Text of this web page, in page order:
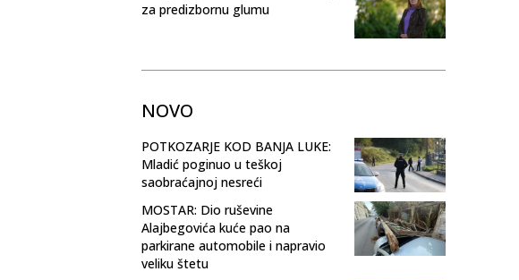
za predizbornu glumu
NOVO
POTKOZARJE KOD BANJA LUKE:
Mladić poginuo u teškoj
saobraćajnoj nesreći
MOSTAR: Dio ruševine
Alajbegovića kuće pao na
parkirane automobile i napravio
veliku štetu